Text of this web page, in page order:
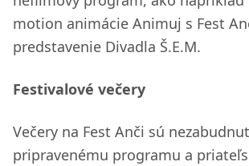
motion animácie Animuj s Fest
predstavenie Divadla Š.E.M.
Festivalové večery
Večery na Fest Anči sú
pripravenému programu a